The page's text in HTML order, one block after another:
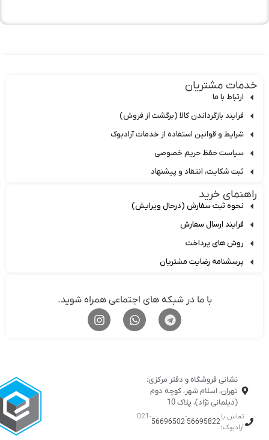
خدمات مشتریان
ارتباط با ما
فرایند بازگرداندن کالا (برگشت از فروش)
شرایط و قوانین استفاده از خدمات آرادبوک
سیاست حفظ حریم خصوصی
ثبت شکایت، انتقاد و پیشنهاد
راهنمای خرید
نحوه ثبت سفارش (درحال ویرایش)
فرایند ارسال سفارش
روش های پرداخت
پرسشنامه رضایت مشتریان
با ما در شبکه های اجتماعی همراه شوید.
نشانی فروشگاه و دفتر مرکزی:
تهران، اسلام شهر، کوچه دوم
(دیلمانی نژاد)، پلاک 10
تماس با
آرادبوک:
56695822
-
56696502
-021